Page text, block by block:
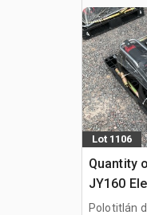
Lot 1106
Quantity
JY160
Polotitlán